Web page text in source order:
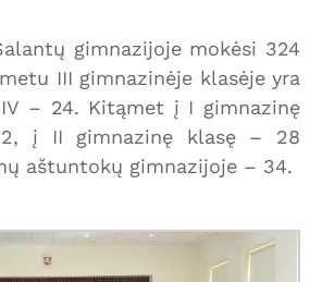
gimnazijoje mokėsi 324
III gimnazinėje klasėje yra
– 24. Kitąmet į I gimnazinę
į II gimnazinę klasę – 28
aštuntokų gimnazijoje – 34.